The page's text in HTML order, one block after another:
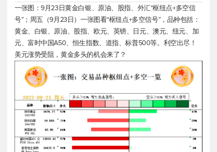
一张图：9月23日黄金白银、原油、股指、外汇“枢纽点+多空信
号”；周五（9月23日）一张图看“枢纽点+多空信号”，品种包括：
黄金、白银、原油、股指、欧元、英镑、日元、澳元、纽元、加
元、富时中国A50、恒生指数、道指、标普500等。利空出尽！
美元涨势受阻，黄金多头的机会来了？